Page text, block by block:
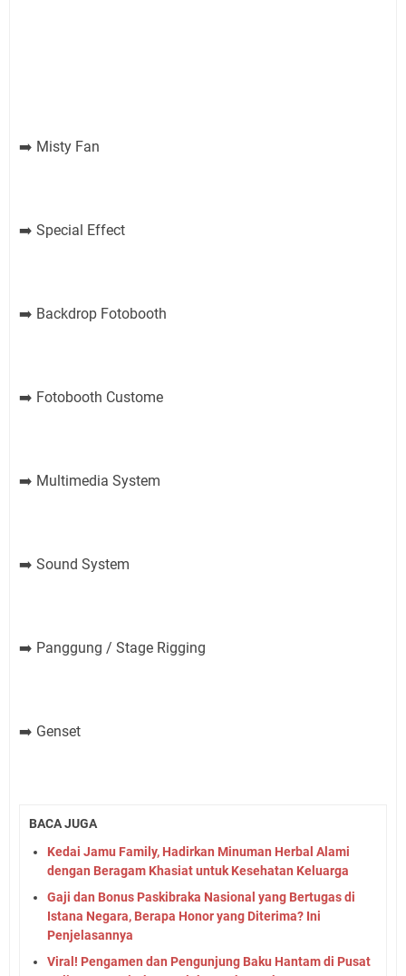
➡️ Misty Fan
➡️ Special Effect
➡️ Backdrop Fotobooth
➡️ Fotobooth Custome
➡️ Multimedia System
➡️ Sound System
➡️ Panggung / Stage Rigging
➡️ Genset
BACA JUGA
Kedai Jamu Family, Hadirkan Minuman Herbal Alami
dengan Beragam Khasiat untuk Kesehatan Keluarga
Gaji dan Bonus Paskibraka Nasional yang Bertugas di
Istana Negara, Berapa Honor yang Diterima? Ini
Penjelasannya
Viral! Pengamen dan Pengunjung Baku Hantam di Pusat